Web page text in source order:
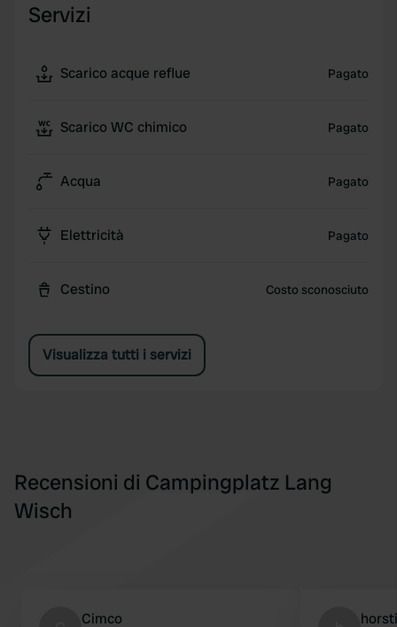
Servizi
Scarico acque reflue Pagato
Scarico WC chimico Pagato
Acqua Pagato
Elettricità Pagato
Cestino Costo sconosciuto
Visualizza tutti i servizi
Recensioni di Campingplatz Lang
Wisch
Cimco